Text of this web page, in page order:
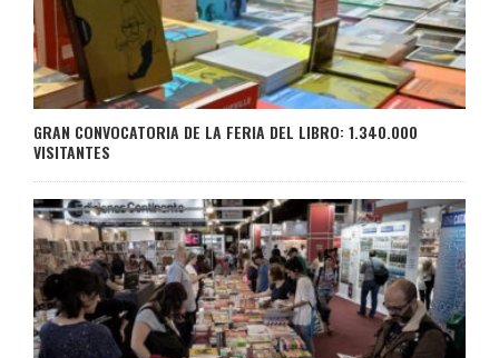
GRAN CONVOCATORIA DE LA FERIA DEL LIBRO: 1.340.000
VISITANTES